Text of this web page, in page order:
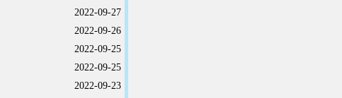
2022-09-27
2022-09-26
2022-09-25
2022-09-25
2022-09-23